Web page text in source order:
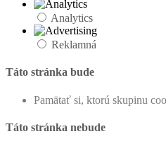
Analytics
Reklamná
Táto stránka bude
Pamätať si, ktorú skupinu
Táto stránka nebude